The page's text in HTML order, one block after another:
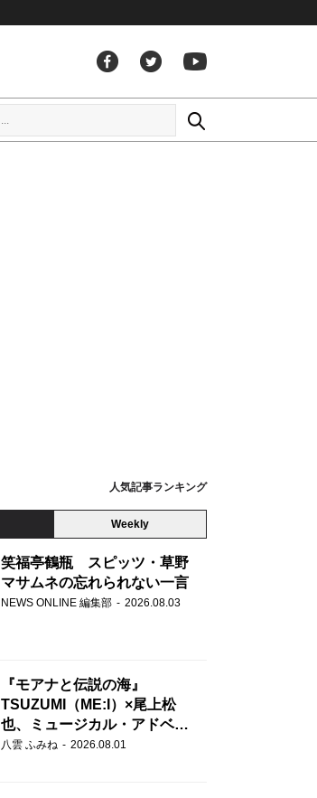
人気記事ランキング
Weekly
笑福亭鶴瓶 スピッツ・草野
マサムネの忘れられない一言
NEWS ONLINE 編集部 2026.08.03
『モアナと伝説の海』
TSUZUMI（ME:I）×尾上松
也、ミュージカル・アドベン
チャーで美声を響かせる
八雲 ふみね 2026.08.01